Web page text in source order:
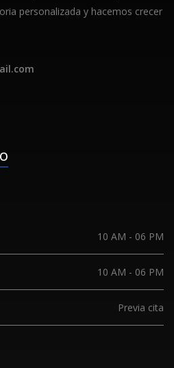
personalizada y hacemos crecer
10 AM - 06 PM
10 AM - 06 PM
Previa cita